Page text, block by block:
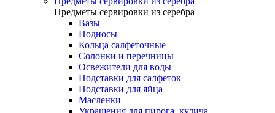
Предметы сервировки из серебра
Вазы
Подносы
Кольца салфеточные
Солонки и перечницы
Освежители для воды
Подставки для салфеток
Подставки для яйца
Масленки
Украшения для пирога, кулича